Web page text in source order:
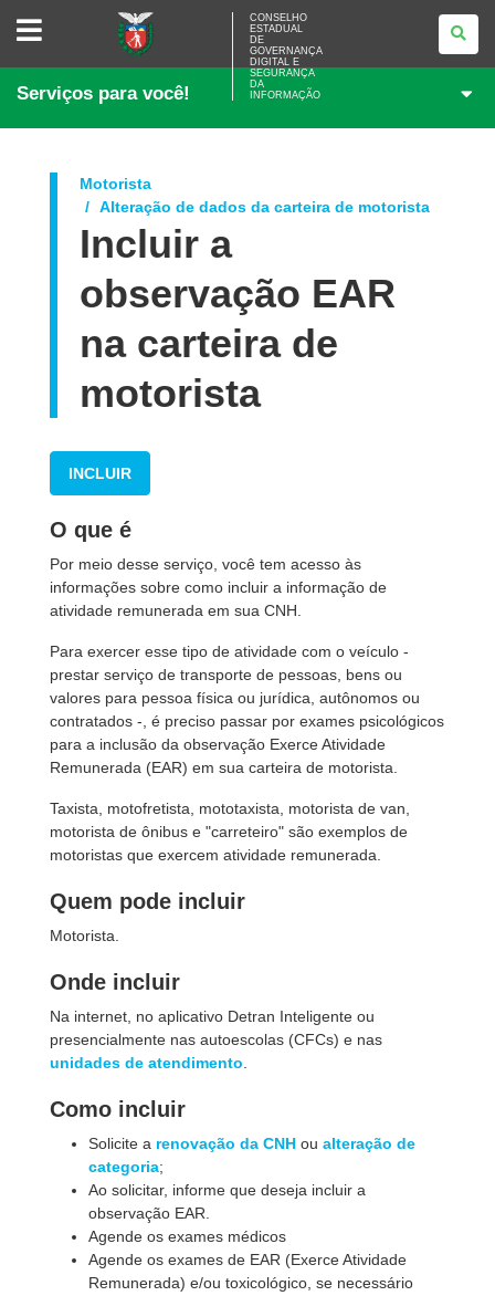
CONSELHO
ESTADUAL
GOVERNANÇA
E
DA
CONSELHO
ESTADUAL
DE
GOVERNANÇA
DIGITAL E
SEGURANÇA
DA
INFORMAÇÃO
Serviços para você!
Motorista
Alteração de dados da carteira de motorista
Incluir a
observação EAR
na carteira de
motorista
INCLUIR
O que é
Por meio desse serviço, você tem acesso às
informações sobre como incluir a informação de
atividade remunerada em sua CNH.
Para exercer esse tipo de atividade com o veículo -
prestar serviço de transporte de pessoas, bens ou
valores para pessoa física ou jurídica, autônomos ou
contratados -, é preciso passar por exames psicológicos
para a inclusão da observação Exerce Atividade
Remunerada (EAR) em sua carteira de motorista.
Taxista, motofretista, mototaxista, motorista de van,
motorista de ônibus e "carreteiro" são exemplos de
motoristas que exercem atividade remunerada.
Quem pode incluir
Motorista.
Onde incluir
Na internet, no aplicativo Detran Inteligente ou
presencialmente nas autoescolas (CFCs) e nas
unidades de atendimento
Como incluir
Solicite a renovação da CNH ou alteração de
categoria;
Ao solicitar, informe que deseja incluir a
observação EAR.
Agende os exames médicos
Agende os exames de EAR (Exerce Atividade
Remunerada) e/ou toxicológico, se necessário